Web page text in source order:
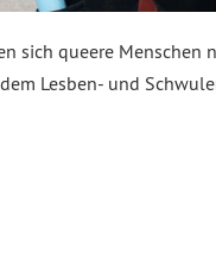
sich queere Menschen
Lesben- und